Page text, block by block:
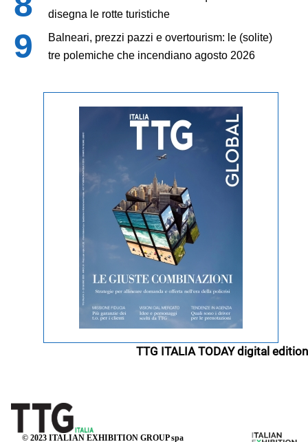
disegna le rotte turistiche
Balneari, prezzi pazzi e overtourism: le (solite)
tre polemiche che incendiano agosto 2026
TTG ITALIA TODAY digital edition
© 2023 ITALIAN EXHIBITION GROUP spa